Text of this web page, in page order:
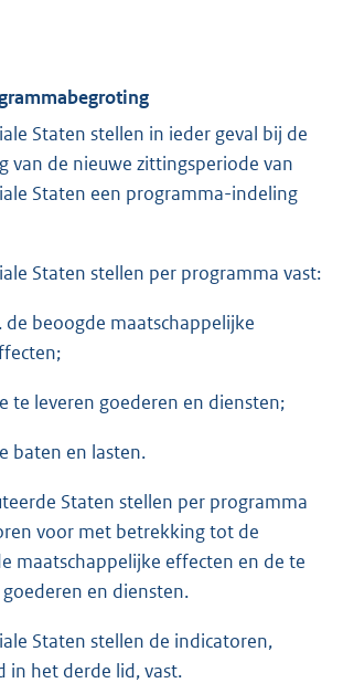
Staten stellen in ieder geval bij de
van de nieuwe zittingsperiode van
Staten een programma-indeling
Staten stellen per programma vast:
de beoogde maatschappelijke
te leveren goederen en diensten;
baten en lasten.
Staten stellen per programma
voor met betrekking tot de
maatschappelijke effecten en de te
en diensten.
Staten stellen de indicatoren,
in het derde lid, vast.